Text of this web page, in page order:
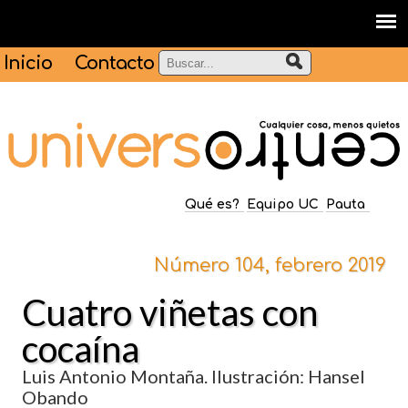
Inicio Contacto
Qué es? Equipo UC Pauta
Número 104, febrero 2019
Cuatro viñetas con
cocaína
Luis Antonio Montaña. Ilustración: Hansel
Obando